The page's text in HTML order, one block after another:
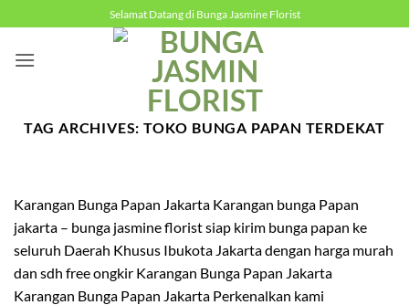
to
content
Selamat Datang di Bunga Jasmine Florist
TAG ARCHIVES:TOKO BUNGA PAPAN TERDEKAT
Karangan Bunga Papan Jakarta Karangan bunga Papan
jakarta – bunga jasmine florist siap kirim bunga papan ke
seluruh Daerah Khusus Ibukota Jakarta dengan harga murah
dan sdh free ongkir Karangan Bunga Papan Jakarta
Karangan Bunga Papan Jakarta Perkenalkan kami